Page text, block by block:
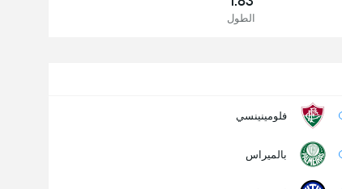
الطول
فلومينينسي
بالميراس